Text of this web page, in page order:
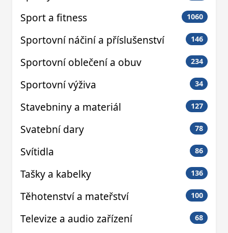
Sport a fitness 1060
Sportovní náčiní a příslušenství 146
Sportovní oblečení a obuv 234
Sportovní výživa 34
Stavebniny a materiál 127
Svatební dary 78
Svítidla 86
Tašky a kabelky 136
Těhotenství a mateřství 100
Televize a audio zařízení 68